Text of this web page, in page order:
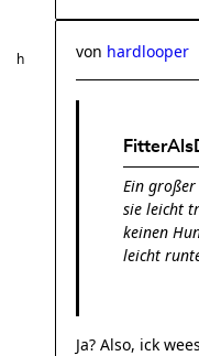
von hardlooper
Ein
sie leicht
keinen
leicht
Ja? Also, ick